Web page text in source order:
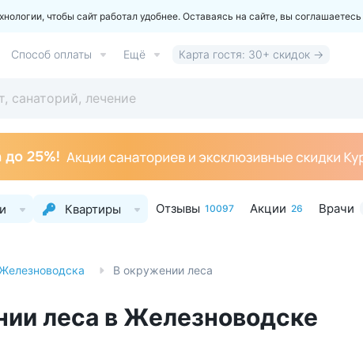
чтобы сайт работал удобнее. Оставаясь на сайте, вы соглашаетесь
Способ оплаты Ещё Карта гостя: 30+ скидок →
Квартиры Отзывы 10097 Акции 26 Врачи
В окружении леса
леса в Железноводске